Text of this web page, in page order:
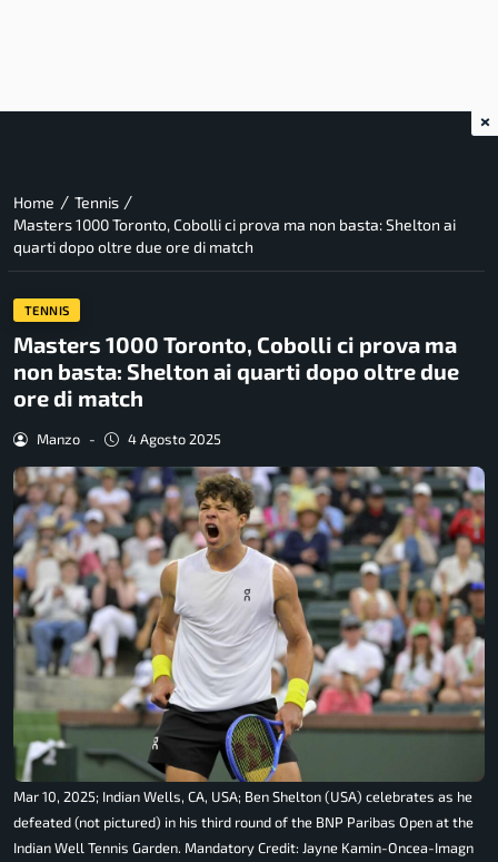
Home / Tennis /
Masters 1000 Toronto, Cobolli ci prova ma non basta: Shelton ai
quarti dopo oltre due ore di match
TENNIS
Masters 1000 Toronto, Cobolli ci prova ma
non basta: Shelton ai quarti dopo oltre due
ore di match
Manzo - 4 Agosto 2025
Mar 10, 2025; Indian Wells, CA, USA; Ben Shelton (USA) celebrates as he
defeated (not pictured) in his third round of the BNP Paribas Open at the
Indian Well Tennis Garden. Mandatory Credit: Jayne Kamin-Oncea-Imagn
×